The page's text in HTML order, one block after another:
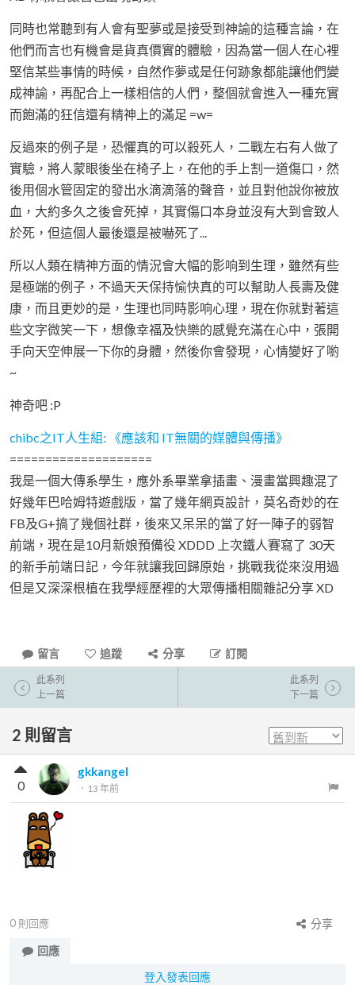
同時也常聽到有人會有聖夢或是接受到神諭的這種言論，在
他們而言也有機會是貨真價實的體驗，因為當一個人在心裡
堅信某些事情的時候，自然作夢或是任何跡象都能讓他們變
成神諭，再配合上一樣相信的人們，整個就會進入一種充實
而飽滿的狂信還有精神上的滿足 =w=
反過來的例子是，恐懼真的可以殺死人，二戰左右有人做了
實驗，將人蒙眼後坐在椅子上，在他的手上割一道傷口，然
後用個水管固定的發出水滴滴落的聲音，並且對他說你被放
血，大約多久之後會死掉，其實傷口本身並沒有大到會致人
於死，但這個人最後還是被嚇死了...
所以人類在精神方面的情況會大幅的影响到生理，雖然有些
是極端的例子，不過天天保持愉快真的可以幫助人長壽及健
康，而且更妙的是，生理也同時影响心理，現在你就對著這
些文字微笑一下，想像幸福及快樂的感覺充滿在心中，張開
手向天空伸展一下你的身體，然後你會發現，心情變好了喲
~
神奇吧 :P
chibc之IT人生組: 《應該和 IT無關的媒體與傳播》
====================
我是一個大傳系學生，應外系畢業拿插畫、漫畫當興趣混了
好幾年巴哈姆特遊戲版，當了幾年網頁設計，莫名奇妙的在
FB及G+搞了幾個社群，後來又呆呆的當了好一陣子的弱智
前端，現在是10月新娘預備役 XDDD 上次鐵人賽寫了 30天
的新手前端日記，今年就讓我回歸原始，挑戰我從來沒用過
但是又深深根植在我學經歷裡的大眾傳播相關雜記分享 XD
留言 追蹤 分享 訂閱
此系列
上一篇
此系列
下一篇
2 則留言
gkkangel
． 13 年前
0
0 則回應
分享
回應
登入發表回應